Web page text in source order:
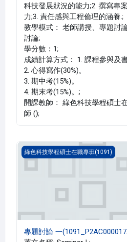
科技發展狀況的能力;2. 撰寫專
力;3. 責任感與工程倫理的涵養.;
教學模式： 老師講授、專題討
討論;
學分數：1;
成績計算方式： 1. 課程參與及
2. 心得寫作(30%)。
3. 期中考(15%)。
4. 期末考(15%)。;
開課教師： 綠色科技學程碩士
師 ();
專題討論 一(1091_P2AC000017A)
綠色科技學程碩士在職專班(1091)
專題討論 一